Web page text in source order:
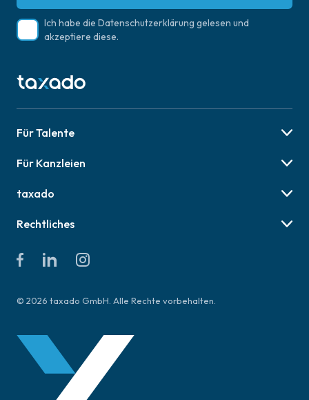
Ich habe die Datenschutzerklärung gelesen und
akzeptiere diese.
Für Talente
Karriere-Tipps
Für Kanzleien
Social Recruiting
taxado
Online Veranstaltungen
Kontakt & Hilfe
Rechtliches
AGB für Kanzleien
© 2026 taxado GmbH. Alle Rechte vorbehalten.